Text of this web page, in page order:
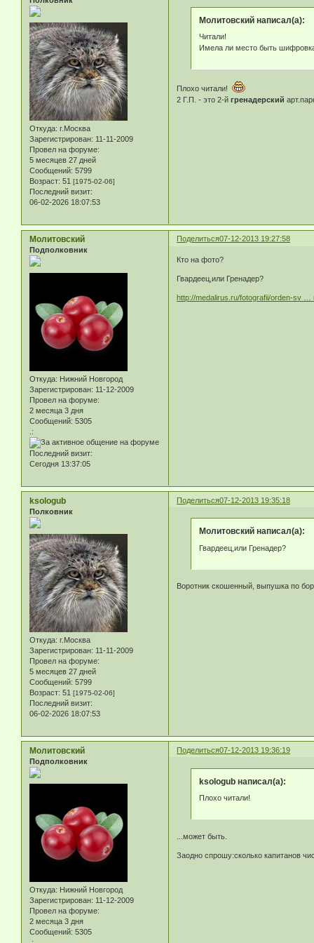
Откуда: г.Москва
Зарегистрирован: 11-11-2009
Провел на форуме:
5 месяцев 27 дней
Сообщений: 5799
Возраст: 51 [1975-02-06]
Последний визит:
06-02-2026 18:07:53
Молитовский написал(а):
Читали!
Имела ли место быть
Плохо читали!
2 Г.П. - это 2-йгренадерский
Поделиться07-12-2013 19:27:58
Молитовский
Подполковник
Откуда: Нижний Новгород
Зарегистрирован: 11-12-2009
Провел на форуме:
2 месяца 3 дня
Сообщений: 5305
.:
Последний визит:
Сегодня 13:37:05
Кто на фото?
Гвардеец,или Гренадер?
http://medalirus.ru/fotografii/orden-sv …
Поделиться07-12-2013 19:35:18
ksologub
Полковник
Откуда: г.Москва
Зарегистрирован: 11-11-2009
Провел на форуме:
5 месяцев 27 дней
Сообщений: 5799
Возраст: 51 [1975-02-06]
Последний визит:
06-02-2026 18:07:53
Молитовский написал(а):
Гвардеец,или Гренадер?
Воротник скошенный, выпушка по
Поделиться07-12-2013 19:36:19
Молитовский
Подполковник
Откуда: Нижний Новгород
Зарегистрирован: 11-12-2009
Провел на форуме:
2 месяца 3 дня
Сообщений: 5305
ksologub написал(а):
Плохо читали!
...может быть.
Заодно спрошу:сколько капитанов